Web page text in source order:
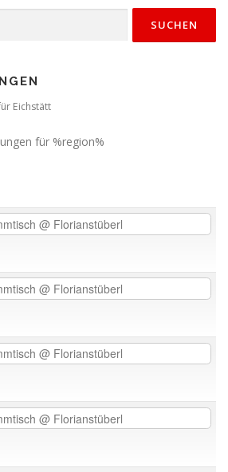
Eichstätt
@ Florianstüberl
@ Florianstüberl
@ Florianstüberl
@ Florianstüberl